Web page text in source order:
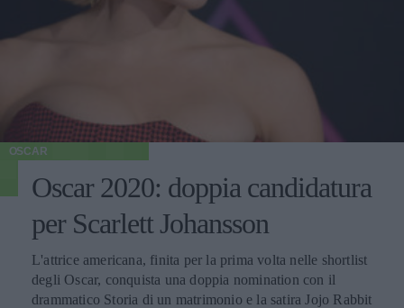
OSCAR
Oscar 2020: doppia candidatura
per Scarlett Johansson
L'attrice americana, finita per la prima volta nelle shortlist
degli Oscar, conquista una doppia nomination con il
drammatico Storia di un matrimonio e la satira Jojo Rabbit